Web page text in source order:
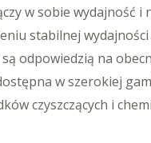
w sobie wydajność
stabilnej
odpowiedzią na
w szerokiej
czyszczących i